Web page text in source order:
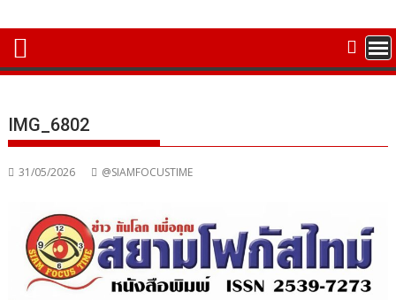
IMG_6802
31/05/2026 @SIAMFOCUSTIME